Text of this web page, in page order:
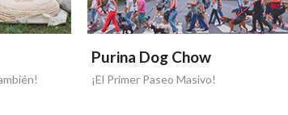
Purina Dog Chow
¡La alimentación Essential para tu perro!